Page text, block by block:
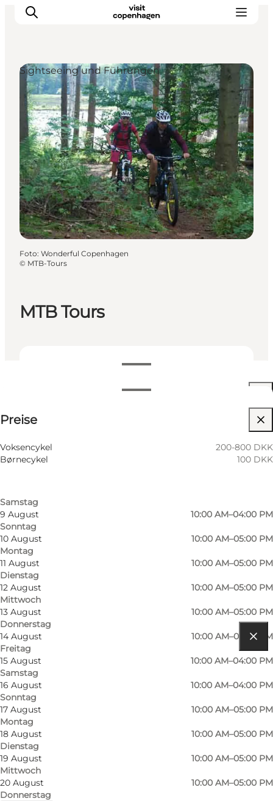
Aktivitäten
Essen und Trinken
Planen
MTB Tours
Öffnungszeiten anzeigen
Nach Monat filtern
6 August
Donnerstag
7 August
10:00 AM–05:00 PM
Samstag
9 August
Sonntag
10:00 AM–04:00 PM
10 August
Montag
10:00 AM–05:00 PM
11 August
Dienstag
10:00 AM–05:00 PM
12 August
Mittwoch
10:00 AM–05:00 PM
13 August
Donnerstag
10:00 AM–05:00 PM
14 August
Freitag
10:00 AM–05:00 PM
15 August
Samstag
10:00 AM–04:00 PM
16 August
Sonntag
10:00 AM–04:00 PM
17 August
Montag
10:00 AM–05:00 PM
18 August
Dienstag
10:00 AM–05:00 PM
19 August
Mittwoch
10:00 AM–05:00 PM
20 August
Donnerstag
10:00 AM–05:00 PM
Preise
Voksencykel
200-800 DKK
Børnecykel
100 DKK
Sightseeing und Führungen
Foto: Wonderful Copenhagen
© MTB-Tours
Mehr erfahren
Dyrehavevej 1
2930 Klampenborg